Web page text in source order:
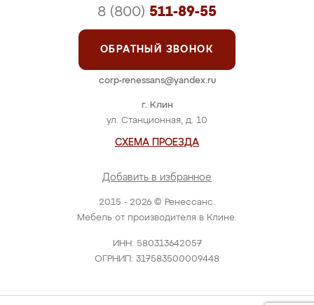
2015 - 2026 © Ренессанс.
Мебель от производителя в Клине.
ИНН: 580313642057
ОГРНИП: 317583500009448
г. Клин
ул. Станционная, д. 10
СХЕМА ПРОЕЗДА
Добавить в избранное
8 (800) 511-89-55
ОБРАТНЫЙ ЗВОНОК
corp-renessans@yandex.ru